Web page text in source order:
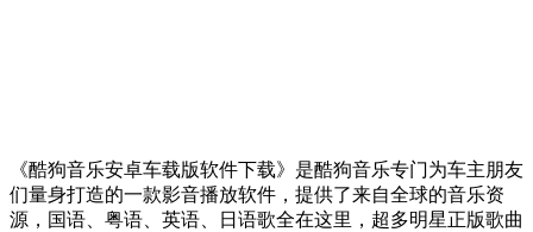
《酷狗音乐安卓车载版软件下载》是酷狗音乐专门为车主朋友
们量身打造的一款影音播放软件，提供了来自全球的音乐资
源，国语、粤语、英语、日语歌全在这里，超多明星正版歌曲